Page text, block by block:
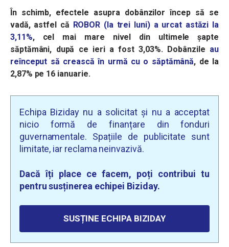
În schimb, efectele asupra dobânzilor încep să se
vadă, astfel că ROBOR (la trei luni) a urcat astăzi la
3,11%, cel mai mare nivel din ultimele şapte
săptămâni, după ce ieri a fost 3,03%. Dobânzile au
reînceput să crească în urmă cu o săptămână, de la
2,87% pe 16 ianuarie.
Echipa Biziday nu a solicitat și nu a acceptat
nicio formă de finanțare din fonduri
guvernamentale. Spațiile de publicitate sunt
limitate, iar reclama neinvazivă.
Dacă îți place ce facem, poți contribui tu
pentru susținerea echipei Biziday.
SUSȚINE ECHIPA BIZIDAY